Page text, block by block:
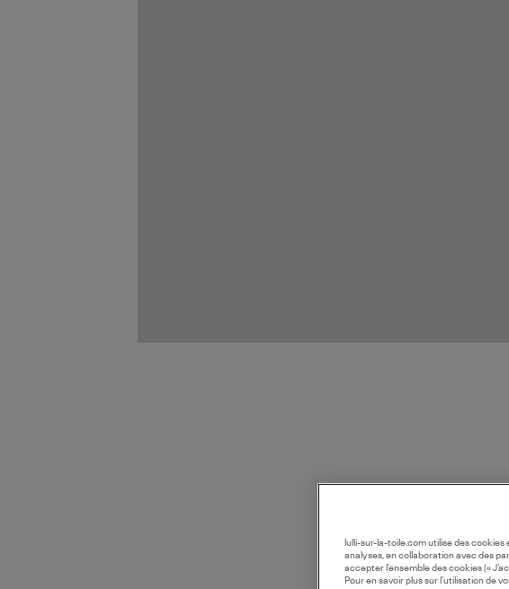
lulli-sur-la-toile.com utilise des
analyses, en collaboration avec des
accepter l’ensemble des cookies («
Pour en savoir plus sur l’utilisation de